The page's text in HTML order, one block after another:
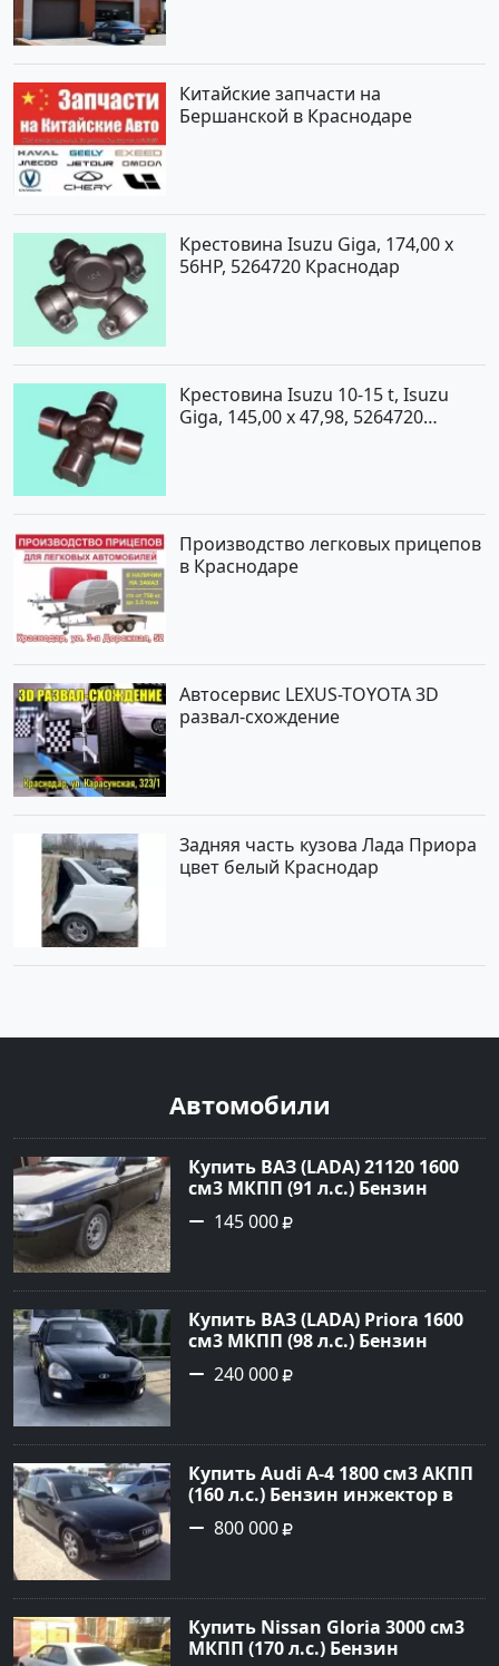
Китайские запчасти на
Бершанской в Краснодаре
Крестовина Isuzu Giga, 174,00 x
56HP, 5264720 Краснодар
Крестовина Isuzu 10-15 t, Isuzu
Giga, 145,00 x 47,98, 5264720
Производство легковых прицепов
в Краснодаре
Автосервис LEXUS-TOYOTA 3D
развал-схождение
Задняя часть кузова Лада Приора
цвет белый Краснодар
Автомобили
Купить ВАЗ (LADA) 21120 1600
см3 МКПП (91 л.с.) Бензин
инжектор в Гайдук : цвет
Черный Хетчбэк 2004 года по
Авторынок23
145 000
Купить ВАЗ (LADA) Priora 1600
см3 МКПП (98 л.с.) Бензин
инжектор в Славянск на
Кубани: цвет Черный Седан
сайте Авторынок23
240 000
Купить Audi А-4 1800 см3 АКПП
(160 л.с.) Бензин инжектор в
Новороссийск: цвет черный
Седан 2010 года по цене 800000
800 000
Купить Nissan Gloria 3000 см3
МКПП (170 л.с.) Бензин